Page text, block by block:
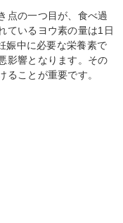
点の一つ目が、食べ過
ているヨウ素の量は1日
娠中に必要な栄養素で
影響となります。その
ることが重要です。